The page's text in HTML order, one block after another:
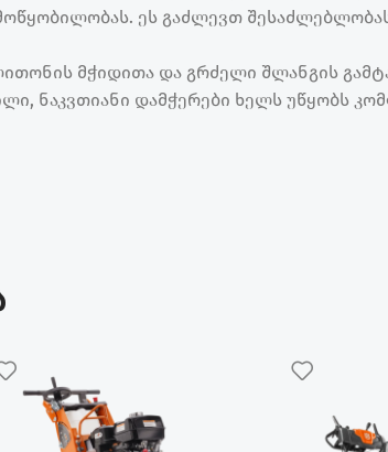
ეს გაძლევთ
მჭიდითა და გრძელი შლანგის
ნაკვთიანი დამჭერები ხელს უწყობს